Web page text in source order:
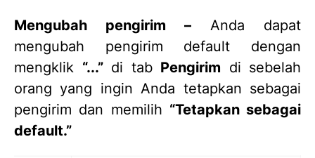
Mengubah pengirim – Anda dapat
mengubah pengirim default dengan
mengklik “...”di tab Pengirim di sebelah
orang yang ingin Anda tetapkan sebagai
pengirim dan memilih “Tetapkan sebagai
default.”